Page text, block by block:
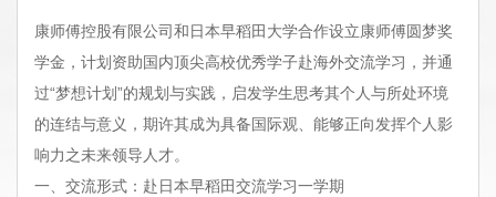
康师傅控股有限公司和日本早稻田大学合作设立康师傅圆梦奖
学金，计划资助国内顶尖高校优秀学子赴海外交流学习，并通
过“梦想计划”的规划与实践，启发学生思考其个人与所处环境
的连结与意义，期许其成为具备国际观、能够正向发挥个人影
响力之未来领导人才。
一、交流形式：赴日本早稻田交流学习一学期